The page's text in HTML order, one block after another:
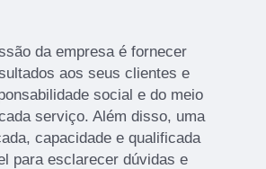
da empresa é fornecer
aos seus clientes e
social e do meio
serviço. Além disso, uma
capacidade e qualificada
para esclarecer dúvidas e